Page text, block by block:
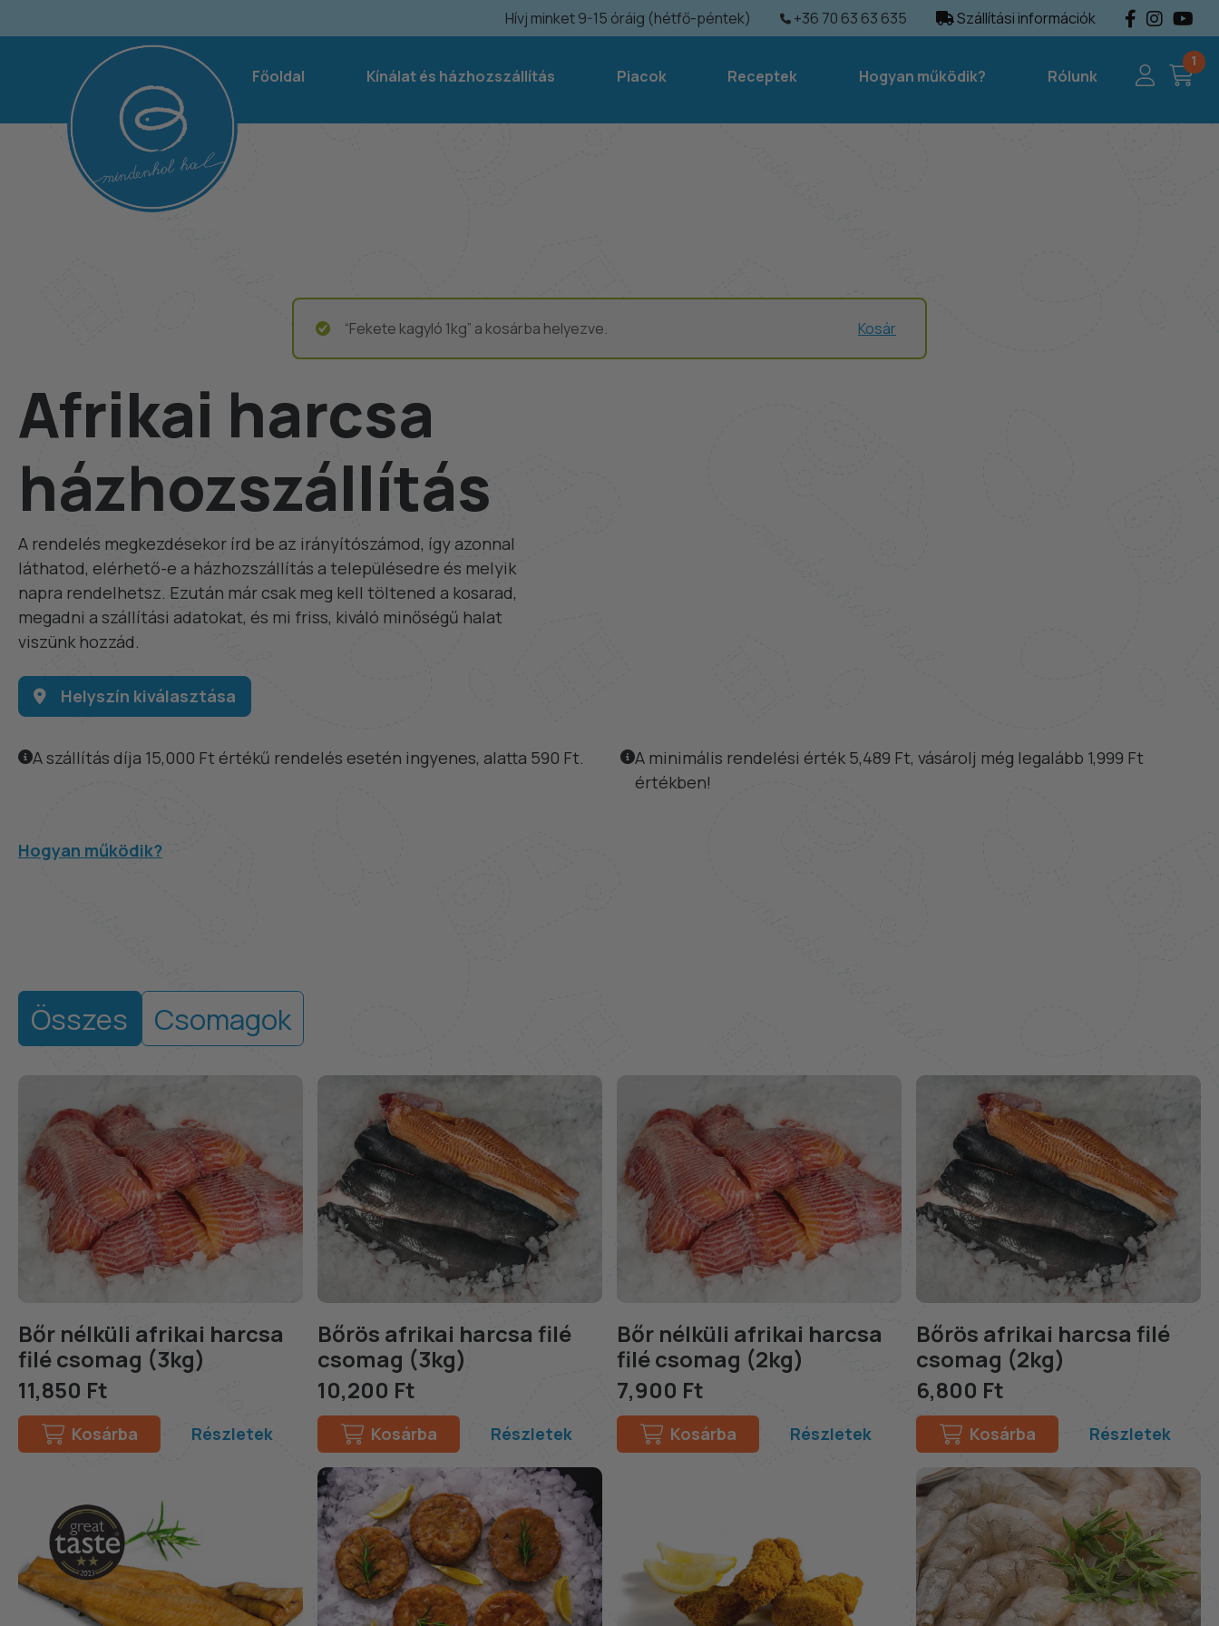
Hívj minket 9-15 óráig (hétfő-péntek) +36 70 63 63 635 Szállítási információk
Főoldal Kínálat és házhozszállítás Piacok Receptek Hogyan működik? Rólunk
1
Kosár
“Fekete kagyló 1kg” a kosárba helyezve.
Afrikai harcsa
házhozszállítás
A rendelés megkezdésekor írd be az irányítószámod, így azonnal
láthatod, elérhető-e a házhozszállítás a településedre és melyik
napra rendelhetsz. Ezután már csak meg kell töltened a kosarad,
megadni a szállítási adatokat, és mi friss, kiváló minőségű halat
viszünk hozzád.
Helyszín kiválasztása
A szállítás díja 15,000 Ft értékű rendelés esetén ingyenes, alatta 590 Ft.
A minimális rendelési érték 5,489 Ft, vásárolj még legalább 1,999 Ft
értékben!
Hogyan működik?
Összes Csomagok
Bőr nélküli afrikai harcsa
filé csomag (3kg)
11,850 Ft
Kosárba Részletek
Bőrös afrikai harcsa filé
csomag (3kg)
10,200 Ft
Kosárba Részletek
Bőr nélküli afrikai harcsa
filé csomag (2kg)
7,900 Ft
Kosárba Részletek
Bőrös afrikai harcsa filé
csomag (2kg)
6,800 Ft
Kosárba Részletek